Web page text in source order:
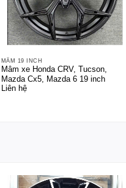
MÂM 19 INCH
Mâm xe Honda CRV, Tucson,
Mazda Cx5, Mazda 6 19 inch
Liên hệ